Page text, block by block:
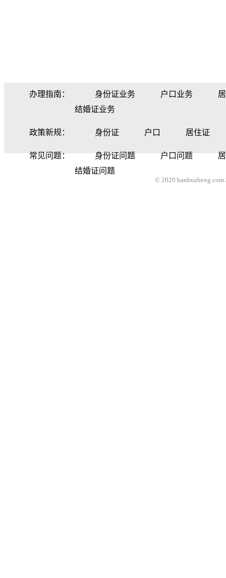
办理指南： 身份证业务 户口业务
结婚证业务
政策新规： 身份证 户口 居住证
常见问题： 身份证问题 户口问题
结婚证问题
© 2020